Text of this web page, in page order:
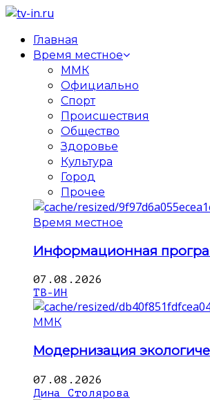
Главная
Время местное
ММК
Официально
Спорт
Происшествия
Общество
Здоровье
Культура
Город
Прочее
Время местное
Информационная
07.08.2026
ТВ-ИН
ММК
Модернизация
07.08.2026
Дина Столярова